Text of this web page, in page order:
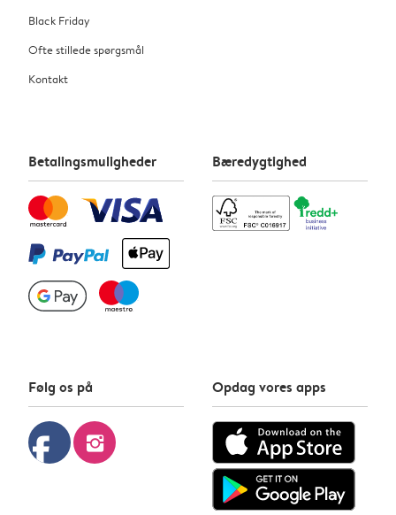
Black Friday
Ofte stillede spørgsmål
Kontakt
Betalingsmuligheder Bæredygtighed
Følg os på
facebook instagram
Opdag vores apps